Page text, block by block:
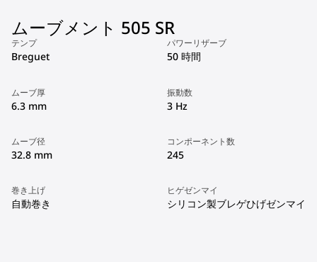
ムーブメント 505 SR
テンプ
Breguet
パワーリザーブ
50 時間
ムーブ厚
6.3 mm
振動数
3 Hz
ムーブ径
32.8 mm
コンポーネント数
245
巻き上げ
自動巻き
ヒゲゼンマイ
シリコン製ブレゲひげゼンマイ